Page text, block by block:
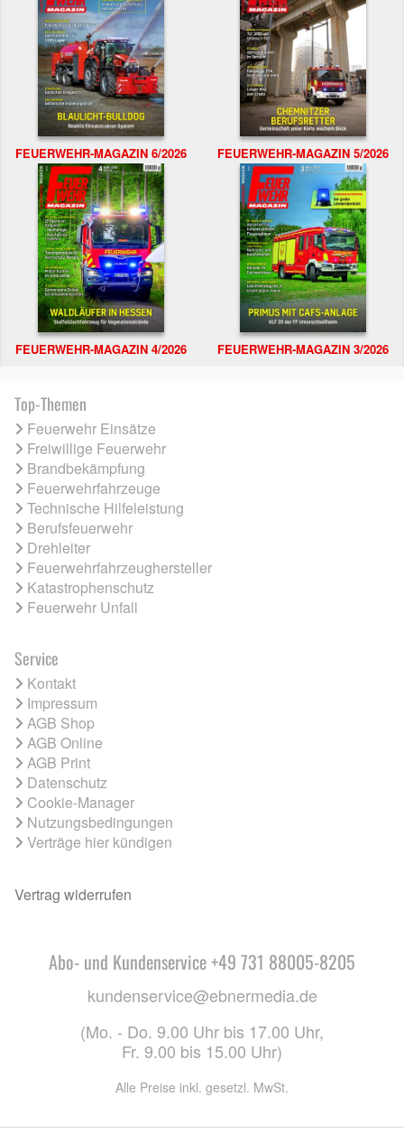
FEUERWEHR-MAGAZIN 6/2026 FEUERWEHR-MAGAZIN 5/2026
FEUERWEHR-MAGAZIN 4/2026 FEUERWEHR-MAGAZIN 3/2026
Top-Themen
Feuerwehr Einsätze
Freiwillige Feuerwehr
Brandbekämpfung
Feuerwehrfahrzeuge
Technische Hilfeleistung
Berufsfeuerwehr
Drehleiter
Feuerwehrfahrzeughersteller
Katastrophenschutz
Feuerwehr Unfall
Service
Kontakt
Impressum
AGB Shop
AGB Online
AGB Print
Datenschutz
Cookie-Manager
Nutzungsbedingungen
Verträge hier kündigen
Vertrag widerrufen
Abo- und Kundenservice +49 731 88005-8205
kundenservice@ebnermedia.de
(Mo. - Do. 9.00 Uhr bis 17.00 Uhr,
Fr. 9.00 bis 15.00 Uhr)
Alle Preise inkl. gesetzl. MwSt.